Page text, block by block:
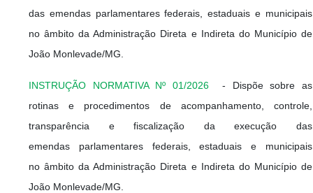
das emendas parlamentares federais, estaduais e municipais
no âmbito da Administração Direta e Indireta do Município de
João Monlevade/MG.
INSTRUÇÃO NORMATIVA Nº 01/2026 - Dispõe sobre as
rotinas e procedimentos de acompanhamento, controle,
transparência e fiscalização da execução das
emendas parlamentares federais, estaduais e municipais
no âmbito da Administração Direta e Indireta do Município de
João Monlevade/MG.